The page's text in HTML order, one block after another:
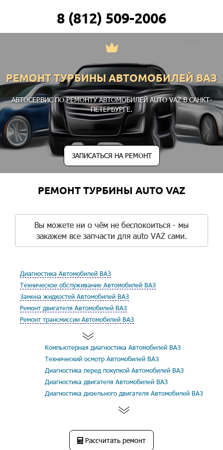
8 (812) 509-2006
РЕМОНТ ТУРБИНЫ АВТОМОБИЛЕЙ ВАЗ
АВТОСЕРВИС ПО РЕМОНТУ АВТОМОБИЛЕЙ AUTO VAZ В САНКТ-
ПЕТЕРБУРГЕ.
ЗАПИСАТЬСЯ НА РЕМОНТ
РЕМОНТ ТУРБИНЫ AUTO VAZ
Вы можете ни о чём не беспокоиться - мы
закажем все запчасти для auto VAZ сами.
Диагностика Автомобилей ВАЗ
Техническое обслуживание Автомобилей ВАЗ
Замена жидкостей Автомобилей ВАЗ
Ремонт двигателя Автомобилей ВАЗ
Ремонт трансмиссии Автомобилей ВАЗ
Компьютерная диагностика Автомобилей ВАЗ
Технический осмотр Автомобилей ВАЗ
Диагностика перед покупкой Автомобилей ВАЗ
Диагностика двигателя Автомобилей ВАЗ
Диагностика дизельного двигателя Автомобилей ВАЗ
Рассчитать ремонт